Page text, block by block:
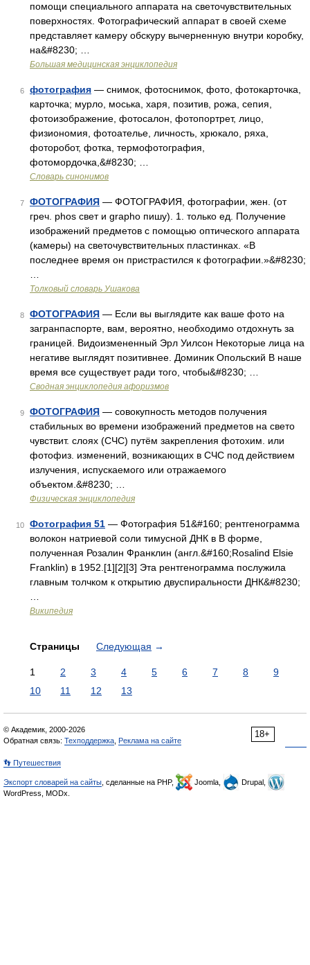
помощи специального аппарата на светочувствительных
поверхностях. Фотографический аппарат в своей схеме
представляет камеру обскуру вычерненную внутри коробку,
на&#8230; …
Большая медицинская энциклопедия
6 фотография — снимок, фотоснимок, фото, фотокарточка,
карточка; мурло, моська, харя, позитив, рожа, сепия,
фотоизображение, фотосалон, фотопортрет, лицо,
физиономия, фотоателье, личность, хрюкало, ряха,
фоторобот, фотка, термофотография,
фотомордочка,&#8230; …
Словарь синонимов
7 ФОТОГРАФИЯ — ФОТОГРАФИЯ, фотографии, жен. (от
греч. phos свет и grapho пишу). 1. только ед. Получение
изображений предметов с помощью оптического аппарата
(камеры) на светочувствительных пластинках. «В
последнее время он пристрастился к фотографии.»&#8230;
Толковый словарь Ушакова
8 ФОТОГРАФИЯ — Если вы выглядите как ваше фото на
загранпаспорте, вам, вероятно, необходимо отдохнуть за
границей. Видоизмененный Эрл Уилсон Некоторые лица на
негативе выглядят позитивнее. Доминик Опольский В наше
время все существует ради того, чтобы&#8230; …
Сводная энциклопедия афоризмов
9 ФОТОГРАФИЯ — совокупность методов получения
стабильных во времени изображений предметов на свето
чувствит. слоях (СЧС) путём закрепления фотохим. или
фотофиз. изменений, возникающих в СЧС под действием
излучения, испускаемого или отражаемого
объектом.&#8230; …
Физическая энциклопедия
10 Фотография 51 — Фотография 51&#160; рентгенограмма
волокон натриевой соли тимусной ДНК в B форме,
полученная Розалин Франклин (англ.&#160;Rosalind Elsie
Franklin) в 1952.[1][2][3] Эта рентгенограмма послужила
главным толчком к открытию двуспиральности ДНК&#8230;
Википедия
Страницы Следующая →
1 2 3 4 5 6 7 8
9
10
11 12 13
18+
© Академик, 2000-2026
Обратная связь: Техподдержка Реклама на сайте
👣 Путешествия
Экспорт словарей на сайты , сделанные на PHP, Joomla,
Drupal,
WordPress, MODx.